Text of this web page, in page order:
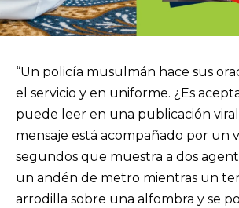
“Un policía musulmán hace sus
el servicio y en uniforme. ¿Es
puede leer en una publicación viral
mensaje está acompañado por un
segundos que muestra a dos
un andén de metro mientras un
arrodilla sobre una alfombra y se